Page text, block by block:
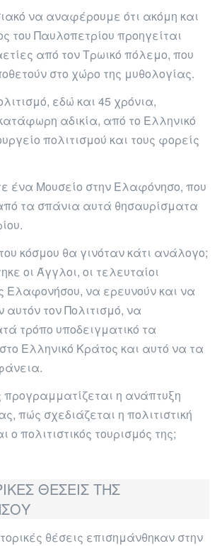
να αναφέρουμε ότι ακόμη και
του Παυλοπετρίου προηγείται
από τον Τρωικό πόλεμο, που
στο χώρο της μυθολογίας.
εδώ και 45 χρόνια,
αδικία, από το Ελληνικό
πολιτισμού και τους φορείς
ένα Μουσείο στην Ελαφόνησο, που
τα σπάνια αυτά θησαυρίσματα
κόσμου θα γινόταν κάτι ανάλογο;
οι Άγγλοι, οι τελευταίοι
Ελαφονήσου, να ερευνούν και να
αυτόν τον Πολιτισμό, να
τρόπο υποδειγματικό τα
Ελληνικό Κράτος και αυτό να τα
προγραμματίζεται η ανάπτυξη
πώς σχεδιάζεται η πολιτιστική
ο πολιτιστικός τουρισμός της;
ΘΕΣΕΙΣ ΤΗΣ
θέσεις επισημάνθηκαν στην